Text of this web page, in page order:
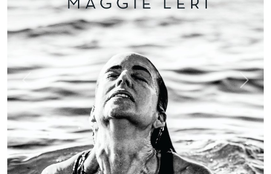
Previous Next